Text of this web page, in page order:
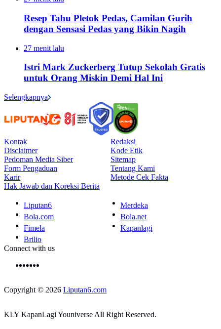
Resep Tahu Pletok Pedas, Camilan Gurih
dengan Sensasi Pedas yang Bikin Nagih
27 menit lalu
Istri Mark Zuckerberg Tutup Sekolah Gratis
untuk Orang Miskin Demi Hal Ini
Selengkapnya
Kontak
Redaksi
Disclaimer
Kode Etik
Pedoman Media Siber
Sitemap
Form Pengaduan
Tentang Kami
Karir
Metode Cek Fakta
Hak Jawab dan Koreksi Berita
Liputan6
Merdeka
Bola.com
Bola.net
Fimela
Kapanlagi
Brilio
Connect with us
Copyright © 2026 Liputan6.com
KLY KapanLagi Youniverse All Right Reserved.